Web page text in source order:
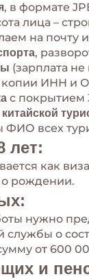
, в формате
лица –
на почту
,
(зарплата
ИНН и
с покрытием
всех
лет:
как
о рождении.
нужно
службы о
от 600
и